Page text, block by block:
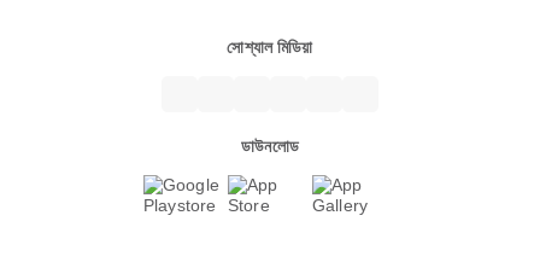
সোশ্যাল মিডিয়া
ডাউনলোড